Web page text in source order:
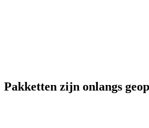
Pakketten zijn onlangs